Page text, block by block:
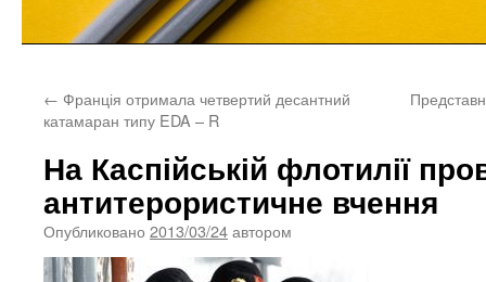
← Франція отримала четвертий десантний
катамаран типу EDA – R
На Каспійській флотилії
антитерористичне вчення
Опубликовано 2013/03/24автором